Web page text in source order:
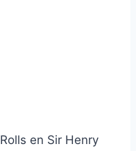
en Sir Henry